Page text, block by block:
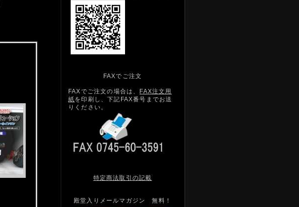
FAXでご注文
FAXでご注文の場合は、
FAX注文用
紙を印刷し、下記FAX番号までお送
りください。
特定商法取引の記載
殿堂入りメールマガジン 無料！